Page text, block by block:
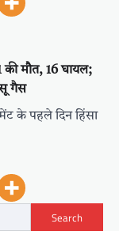
की मौत, 16 घायल;
गैस
के पहले दिन हिंसा
Search